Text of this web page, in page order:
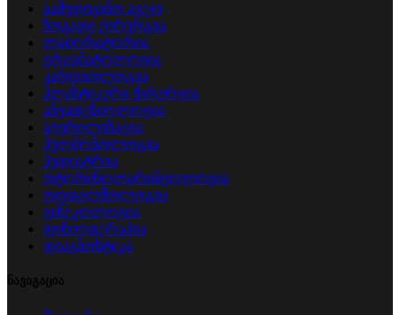
სამედიცინო ავეჯი
ზოგადი ქირურგია
ლაბორატორია
ტრავმატოლოგია
კარდიოლოგია
პლასტიკური ქირურგია
ანესთეზიოლოგია
სტერილიზაცია
პულმონოლოგია
პედიატრია
ოტორინოლარინგოლოგია
ოფთალმოლოგია
გინეკოლოგია
ფიზიოთერაპია
დიაგნოსტიკა
ნავიგაცია